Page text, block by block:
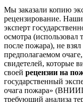
Мы заказали копию
рецензирование.
эксперт
осмотра (использовал
после пожара), не
предполагаемом
свидетелей, которые
своей рецензии на
государственный
очага пожара»
требующий анализа